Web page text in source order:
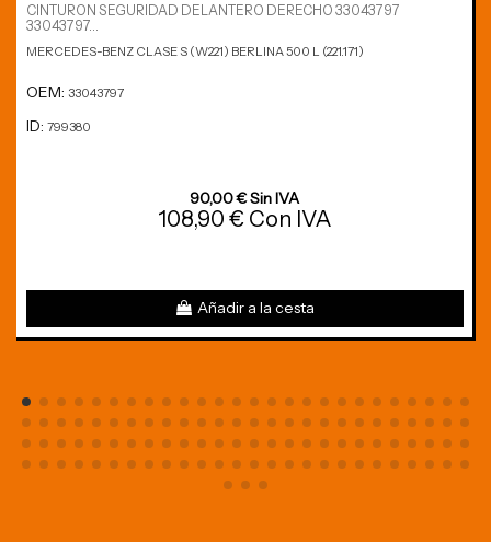
CINTURON SEGURIDAD DELANTERO DERECHO 33043797
33043797...
MERCEDES-BENZ CLASE S (W221) BERLINA 500 L (221.171)
OEM: 33043797
ID: 799380
90,00 € Sin IVA
108,90 € Con IVA
Añadir a la cesta